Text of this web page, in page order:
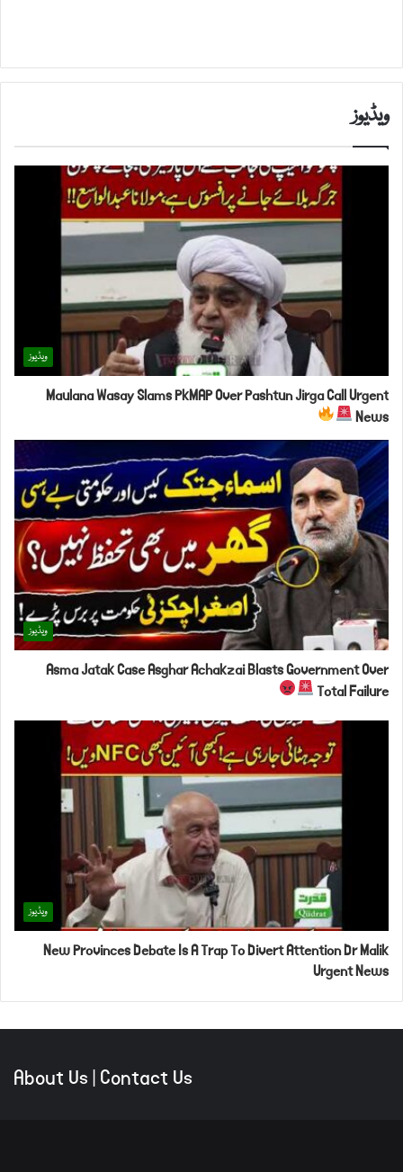
ویڈیوز
ویڈیوز
Maulana Wasay Slams PkMAP Over Pashtun Jirga Call Urgent
News
ویڈیوز
Asma Jatak Case Asghar Achakzai Blasts Government Over
Total Failure
ویڈیوز
New Provinces Debate Is A Trap To Divert Attention Dr Malik
Urgent News
About Us|Contact Us